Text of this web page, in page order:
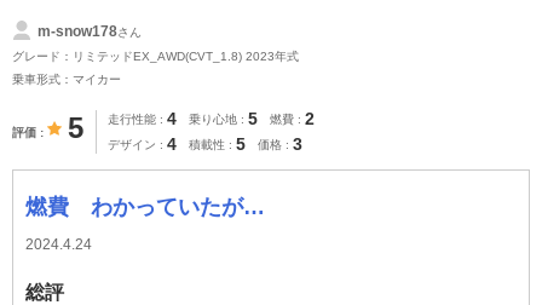
m-snow178さん
グレード：リミテッドEX_AWD(CVT_1.8) 2023年式
乗車形式：マイカー
評価 5 走行性能 4 乗り心地 5 燃費 2
デザイン 4 積載性 5 価格 3
燃費 わかっていたが…
2024.4.24
総評